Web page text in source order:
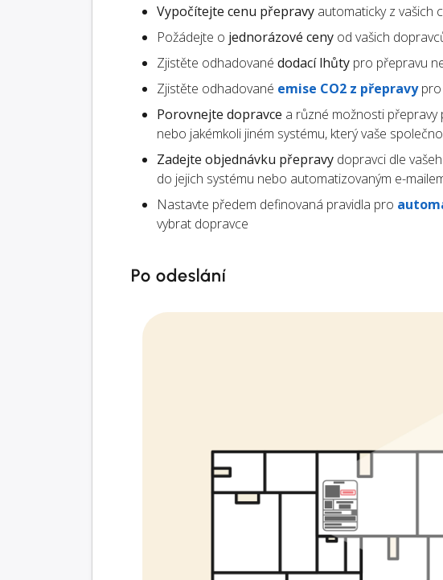
Vypočítejte cenu přepravy automaticky z vašich
Požádejte o jednorázové ceny od vašich
Zjistěte odhadované dodací lhůty pro přepravu
Zjistěte odhadované emise CO2 z přepravypro
Porovnejte dopravce a různé možnosti
nebo jakémkoli jiném systému, který vaše
Zadejte objednávku přepravy dopravci dle
do jejich systému nebo automatizovaným e-
Nastavte předem definovaná pravidla pro
vybrat dopravce
Po odeslání